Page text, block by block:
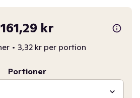
161,29 kr
• 3,32 kr per portion
Portioner